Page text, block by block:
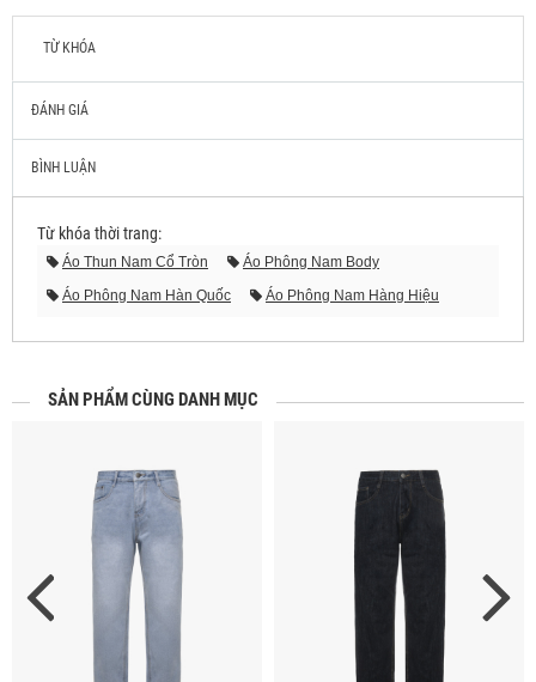
TỪ KHÓA
ĐÁNH GIÁ
BÌNH LUẬN
Từ khóa thời trang:
Áo Thun Nam Cổ Tròn
Áo Phông Nam Body
Áo Phông Nam Hàn Quốc
Áo Phông Nam Hàng Hiệu
Áo Thun Nam Giá Rẻ Hcm
SẢN PHẨM CÙNG DANH MỤC